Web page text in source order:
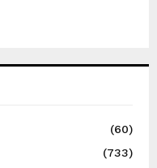
(60)
(733)